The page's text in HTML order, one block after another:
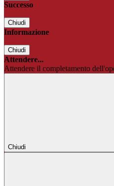
Successo
Chiudi
Informazione
Chiudi
Attendere...
Attendere il completamento
Chiudi